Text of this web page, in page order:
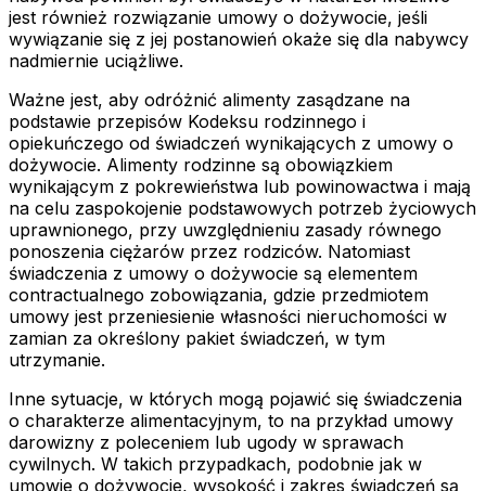
jest również rozwiązanie umowy o dożywocie, jeśli
wywiązanie się z jej postanowień okaże się dla nabywcy
nadmiernie uciążliwe.
Ważne jest, aby odróżnić alimenty zasądzane na
podstawie przepisów Kodeksu rodzinnego i
opiekuńczego od świadczeń wynikających z umowy o
dożywocie. Alimenty rodzinne są obowiązkiem
wynikającym z pokrewieństwa lub powinowactwa i mają
na celu zaspokojenie podstawowych potrzeb życiowych
uprawnionego, przy uwzględnieniu zasady równego
ponoszenia ciężarów przez rodziców. Natomiast
świadczenia z umowy o dożywocie są elementem
contractualnego zobowiązania, gdzie przedmiotem
umowy jest przeniesienie własności nieruchomości w
zamian za określony pakiet świadczeń, w tym
utrzymanie.
Inne sytuacje, w których mogą pojawić się świadczenia
o charakterze alimentacyjnym, to na przykład umowy
darowizny z poleceniem lub ugody w sprawach
cywilnych. W takich przypadkach, podobnie jak w
umowie o dożywocie, wysokość i zakres świadczeń są